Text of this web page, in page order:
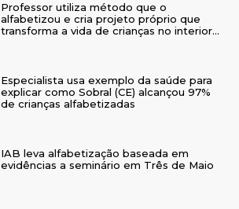
Professor utiliza método que o
alfabetizou e cria projeto próprio que
transforma a vida de crianças no interior
Especialista usa exemplo da saúde para
explicar como Sobral (CE) alcançou 97%
de crianças alfabetizadas
IAB leva alfabetização baseada em
evidências a seminário em Três de Maio